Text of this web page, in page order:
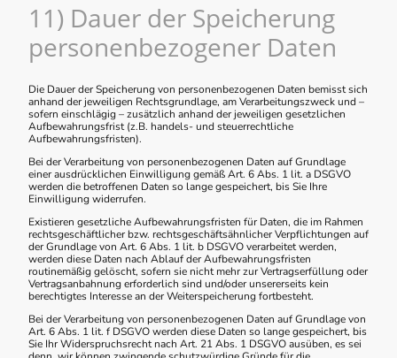
11) Dauer der Speicherung
personenbezogener Daten
Die Dauer der Speicherung von personenbezogenen Daten bemisst sich
anhand der jeweiligen Rechtsgrundlage, am Verarbeitungszweck und –
sofern einschlägig – zusätzlich anhand der jeweiligen gesetzlichen
Aufbewahrungsfrist (z.B. handels- und steuerrechtliche
Aufbewahrungsfristen).
Bei der Verarbeitung von personenbezogenen Daten auf Grundlage
einer ausdrücklichen Einwilligung gemäß Art. 6 Abs. 1 lit. a DSGVO
werden die betroffenen Daten so lange gespeichert, bis Sie Ihre
Einwilligung widerrufen.
Existieren gesetzliche Aufbewahrungsfristen für Daten, die im Rahmen
rechtsgeschäftlicher bzw. rechtsgeschäftsähnlicher Verpflichtungen auf
der Grundlage von Art. 6 Abs. 1 lit. b DSGVO verarbeitet werden,
werden diese Daten nach Ablauf der Aufbewahrungsfristen
routinemäßig gelöscht, sofern sie nicht mehr zur Vertragserfüllung oder
Vertragsanbahnung erforderlich sind und/oder unsererseits kein
berechtigtes Interesse an der Weiterspeicherung fortbesteht.
Bei der Verarbeitung von personenbezogenen Daten auf Grundlage von
Art. 6 Abs. 1 lit. f DSGVO werden diese Daten so lange gespeichert, bis
Sie Ihr Widerspruchsrecht nach Art. 21 Abs. 1 DSGVO ausüben, es sei